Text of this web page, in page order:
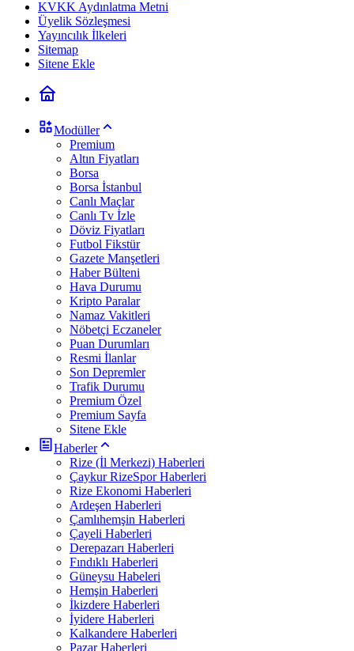
KVKK Aydınlatma Metni
Üyelik Sözleşmesi
Yayıncılık İlkeleri
Sitemap
Sitene Ekle
Modüller
Premium
Altın Fiyatları
Borsa
Borsa İstanbul
Canlı Maçlar
Canlı Tv İzle
Döviz Fiyatları
Futbol Fikstür
Gazete Manşetleri
Haber Bülteni
Hava Durumu
Kripto Paralar
Namaz Vakitleri
Nöbetçi Eczaneler
Puan Durumları
Resmi İlanlar
Son Depremler
Trafik Durumu
Premium Özel
Premium Sayfa
Sitene Ekle
Haberler
Rize (İl Merkezi) Haberleri
Çaykur RizeSpor Haberleri
Rize Ekonomi Haberleri
Ardeşen Haberleri
Çamlıhemşin Haberleri
Çayeli Haberleri
Derepazarı Haberleri
Fındıklı Haberleri
Güneysu Habeleri
Hemşin Haberleri
İkizdere Haberleri
İyidere Haberleri
Kalkandere Haberleri
Pazar Haberleri